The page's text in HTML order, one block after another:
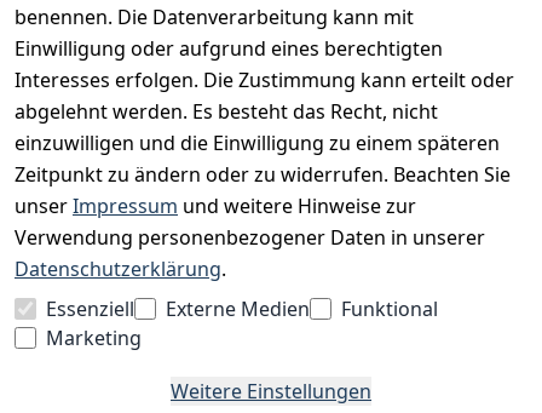
benennen. Die Datenverarbeitung kann mit
Einwilligung oder aufgrund eines berechtigten
Interesses erfolgen. Die Zustimmung kann erteilt oder
abgelehnt werden. Es besteht das Recht, nicht
einzuwilligen und die Einwilligung zu einem späteren
Zeitpunkt zu ändern oder zu widerrufen. Beachten Sie
unserImpressum und weitere Hinweise zur
Verwendung personenbezogener Daten in unserer
Datenschutzerklärung.
Essenziell
Externe Medien
Funktional
Marketing
Weitere Einstellungen
Unser Unternehmen
Charity & Wohltätigkeit
BESUCHE UNS
BEQUEM BEZAHLEN MIT